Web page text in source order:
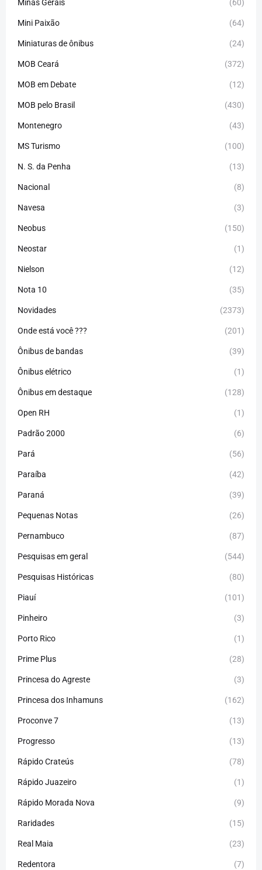
Minas Gerais (60)
Mini Paixão (64)
Miniaturas de ônibus (24)
MOB Ceará (372)
MOB em Debate (12)
MOB pelo Brasil (430)
Montenegro (43)
MS Turismo (100)
N. S. da Penha (13)
Nacional (8)
Navesa (3)
Neobus (150)
Neostar (1)
Nielson (12)
Nota 10 (35)
Novidades (2373)
Onde está você ??? (201)
Ônibus de bandas (39)
Ônibus elétrico (1)
Ônibus em destaque (128)
Open RH (1)
Padrão 2000 (6)
Pará (56)
Paraíba (42)
Paraná (39)
Pequenas Notas (26)
Pernambuco (87)
Pesquisas em geral (544)
Pesquisas Históricas (80)
Piauí (101)
Pinheiro (3)
Porto Rico (1)
Prime Plus (28)
Princesa do Agreste (3)
Princesa dos Inhamuns (162)
Proconve 7 (13)
Progresso (13)
Rápido Crateús (78)
Rápido Juazeiro (1)
Rápido Morada Nova (9)
Raridades (15)
Real Maia (23)
Redentora (7)